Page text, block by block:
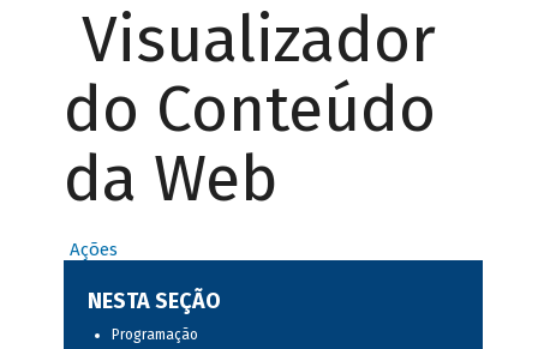
Visualizador
do Conteúdo
da Web
Ações
NESTA SEÇÃO
Programação